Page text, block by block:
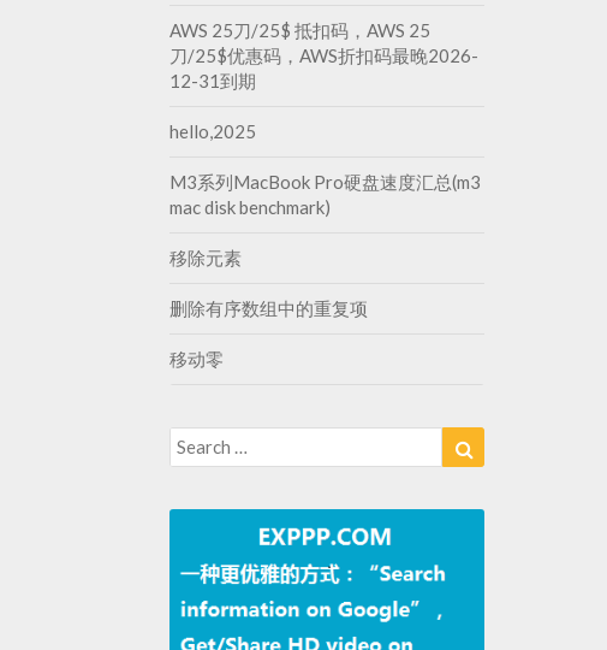
AWS 25刀/25$ 抵扣码，AWS 25
刀/25$优惠码，AWS折扣码最晚2026-
12-31到期
hello,2025
M3系列MacBook Pro硬盘速度汇总(m3
mac disk benchmark)
移除元素
删除有序数组中的重复项
移动零
Search
for: